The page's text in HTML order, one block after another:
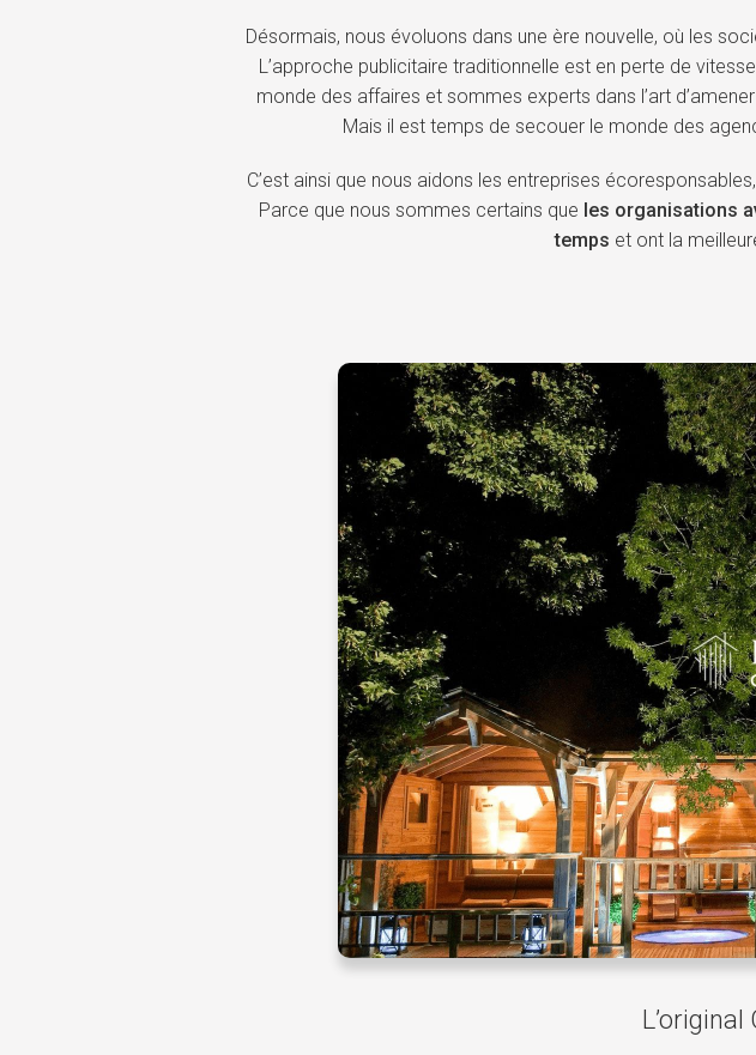
Désormais, nous évoluons dans une ère nouvelle, où les
L’approche publicitaire traditionnelle est en perte de
monde des affaires et sommes experts dans l’art
Mais il est temps de secouer le monde des
C’est ainsi que nous aidons les entreprises
Parce que nous sommes certains que les organisations
temps et ont la